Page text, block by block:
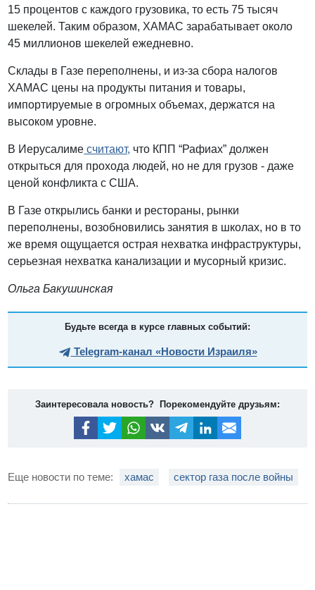
15 процентов с каждого грузовика, то есть 75 тысяч
шекелей. Таким образом, ХАМАС зарабатывает около
45 миллионов шекелей ежедневно.
Склады в Газе переполнены, и из-за сбора налогов
ХАМАС цены на продукты питания и товары,
импортируемые в огромных объемах, держатся на
высоком уровне.
В Иерусалиме считают, что КПП “Рафиах” должен
открыться для прохода людей, но не для грузов - даже
ценой конфликта с США.
В Газе открылись банки и рестораны, рынки
переполнены, возобновились занятия в школах, но в то
же время ощущается острая нехватка инфраструктуры,
серьезная нехватка канализации и мусорный кризис.
Ольга Бакушинская
Будьте всегда в курсе главных событий:
Telegram-канал «Новости Израиля»
Заинтересовала новость? Порекомендуйте друзьям:
Еще новости по теме: хамас сектор газа после войны